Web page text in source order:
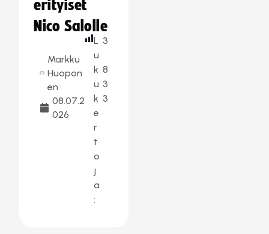
erityiset
Nico Salolle
Markku
Huopon
en
08.07.2
026
L
u
k
u
k
e
r
t
o
j
a
:
3
8
3
3